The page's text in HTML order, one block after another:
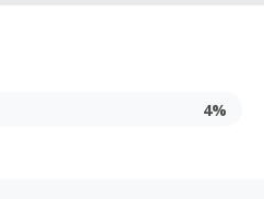
4%